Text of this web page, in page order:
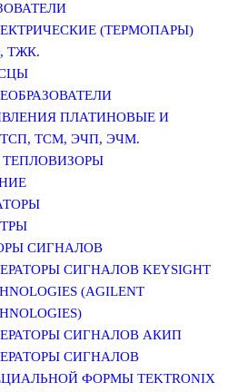
(ТЕРМОПАРЫ)
ТЖК.
ПЛАТИНОВЫЕ И
ТСМ, ЭЧП, ЭЧМ.
СИГНАЛОВ
СИГНАЛОВ KEYSIGHT
(AGILENT
СИГНАЛОВ АКИП
СИГНАЛОВ
ФОРМЫ TEKTRONIX